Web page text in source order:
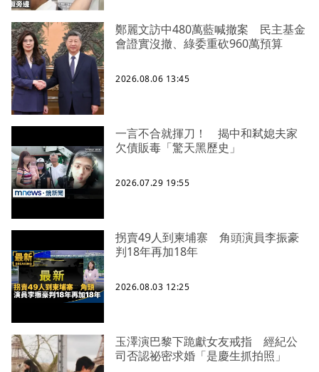
鄭麗文訪中480萬藍喊撤案 民主基金
會證實沒撤、綠委重砍960萬預算
2026.08.06 13:45
一言不合就揮刀！ 揭中和弒媳夫家
欠債販毒「驚天黑歷史」
2026.07.29 19:55
拐賣49人到柬埔寨 角頭演員李振豪
判18年再加18年
2026.08.03 12:25
玉澤演巴黎下跪獻女友戒指 經紀公
司否認祕密求婚「是慶生抓拍照」